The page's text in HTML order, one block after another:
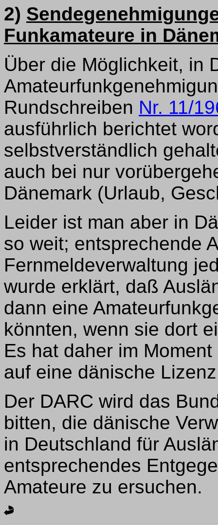
2)
Funkamateure in
Über die Möglichkeit, in
Rundschreiben Nr. 11/
ausführlich berichtet
selbstverständlich
auch bei nur
Dänemark (Urlaub,
Leider ist man aber in
so weit; entsprechende
Fernmeldeverwaltung
wurde erklärt, daß
dann eine
könnten, wenn sie dort
Es hat daher im
auf eine dänische
Der DARC wird das
bitten, die dänische
in Deutschland für
entsprechendes
Amateure zu ersuchen.